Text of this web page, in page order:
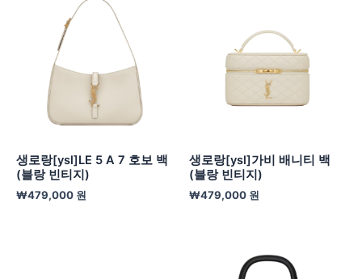
생로랑[ysl]LE 5 A 7 호보 백
(블랑 빈티지)
₩479,000 원
생로랑[ysl]가비 배니티 백
(블랑 빈티지)
₩479,000 원